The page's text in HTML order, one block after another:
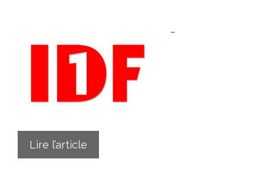
…
Lire l’article